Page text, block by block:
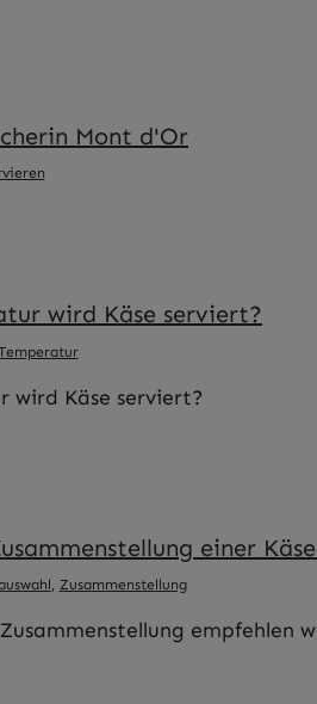
Mont d'Or
wird Käse serviert?
wird Käse serviert?
einer
Zusammenstellung